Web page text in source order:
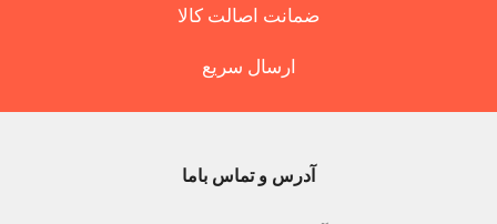
ضمانت اصالت کالا
ارسال سریع
آدرس و تماس باما